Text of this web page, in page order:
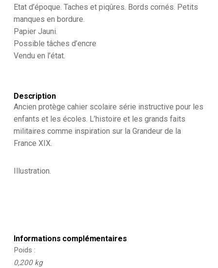
-
XIX
La
Bataille
Etat d’époque. Taches et piqûres. Bords cornés. Petits
manques en bordure.
Papier Jauni.
Possible tâches d’encre
Vendu en l’état.
Description
Ancien protège cahier scolaire série instructive pour les
enfants et les écoles. L’histoire et les grands faits
militaires comme inspiration sur la Grandeur de la
France XIX.
Illustration.
Informations complémentaires
Poids
0,200 kg